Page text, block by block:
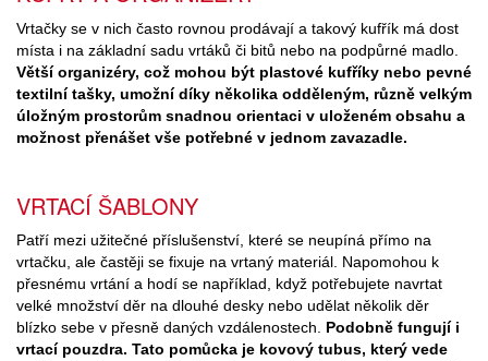
Vrtačky se v nich často rovnou prodávají a takový kufřík má dost
místa i na základní sadu vrtáků či bitů nebo na podpůrné madlo.
Větší organizéry, což mohou být plastové kufříky nebo pevné
textilní tašky, umožní díky několika odděleným, různě velkým
úložným prostorům snadnou orientaci v uloženém obsahu a
možnost přenášet vše potřebné v jednom zavazadle.
VRTACÍ ŠABLONY
Patří mezi užitečné příslušenství, které se neupíná přímo na
vrtačku, ale častěji se fixuje na vrtaný materiál. Napomohou k
přesnému vrtání a hodí se například, když potřebujete navrtat
velké množství děr na dlouhé desky nebo udělat několik děr
blízko sebe v přesně daných vzdálenostech. Podobně fungují i
vrtací pouzdra. Tato pomůcka je kovový tubus, který vede